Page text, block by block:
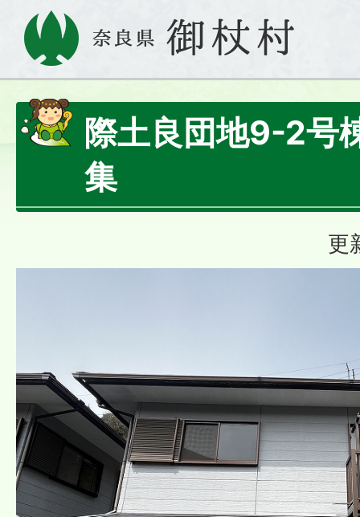
際土良団地9-2号
集
更